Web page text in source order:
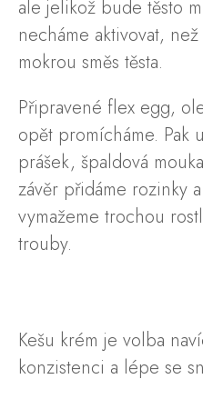
ale jelikož bude těsto
necháme aktivovat,
mokrou směs těsta.
Připravené flex egg,
opět promícháme.
prášek, špaldová
závěr přidáme rozinky
vymažeme trochou
trouby.
Kešu krém je volba
konzistenci a lépe se